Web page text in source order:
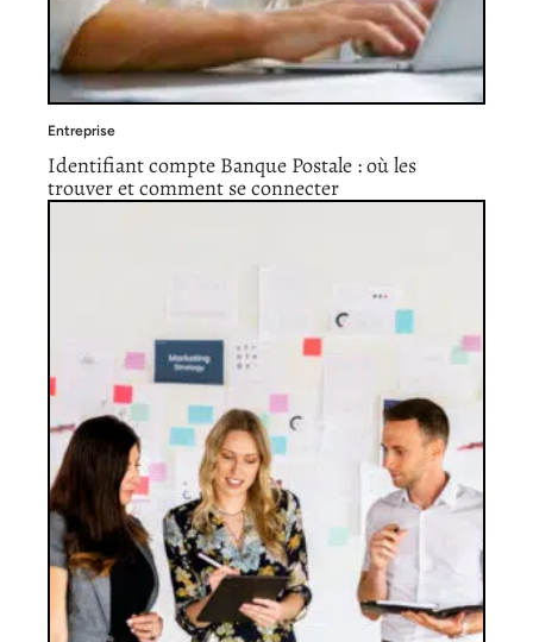
Entreprise
Identifiant compte Banque Postale : où les
trouver et comment se connecter